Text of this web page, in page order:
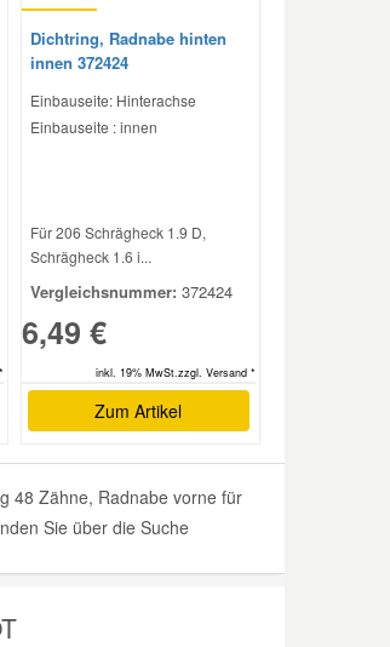
Dichtring, Radnabe hinten
innen 372424
Einbauseite: Hinterachse
Einbauseite : innen
Für 206 Schrägheck 1.9 D,
Schrägheck 1.6 i...
Vergleichsnummer: 372424
6,49 €
inkl. 19% MwSt.zzgl. Versand *
Zum Artikel
48 Zähne, Radnabe vorne für
Sie über die Suche